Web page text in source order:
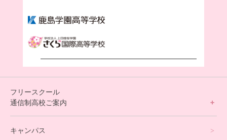
フリースクール
通信制高校ご案内
キャンパス